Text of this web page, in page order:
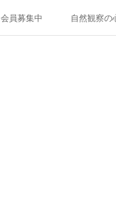
会員募集中 自然観察の